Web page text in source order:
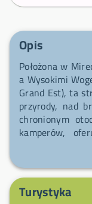
Opis
Położona w
a Wysokimi
Grand Est), ta
przyrody, nad
chronionym
kamperów,
opróżnianie,
wodę.
zielonego
poznawania
Turystyka